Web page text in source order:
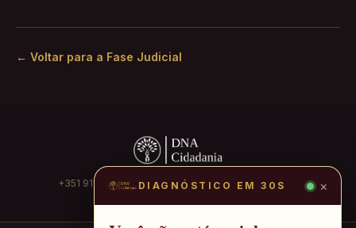
← Voltar para a Fase Judicial
+351 912 138 500 · DNA Cidadania · Portugal e Brasil
DIAGNÓSTICO EM 30S ×